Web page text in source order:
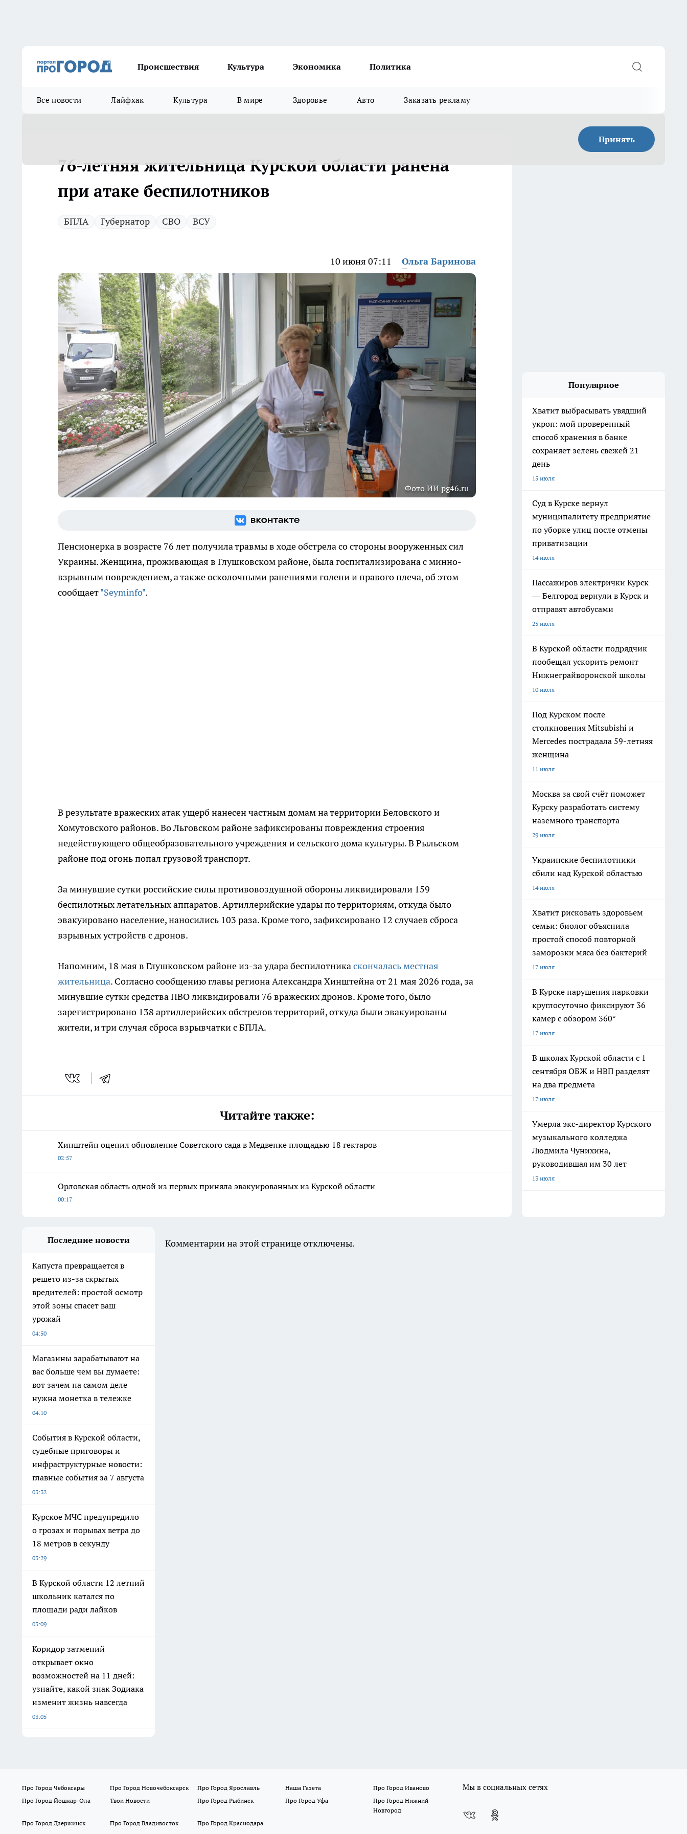
Происшествия Культура Экономика Политика
Все новости Лайфхак Культура В мире Здоровье Авто Заказать рекламу
Принять
76-летняя жительница Курской области ранена
при атаке беспилотников
БПЛА Губернатор СВО ВСУ
10 июня 07:11 Ольга Баринова
Фото ИИ pg46.ru
Пенсионерка в возрасте 76 лет получила травмы в ходе обстрела со стороны вооруженных сил
Украины. Женщина, проживающая в Глушковском районе, была госпитализирована с минно-
взрывным повреждением, а также осколочными ранениями голени и правого плеча, об этом
сообщает"Seyminfo".
В результате вражеских атак ущерб нанесен частным домам на территории Беловского и
Хомутовского районов. Во Льговском районе зафиксированы повреждения строения
недействующего общеобразовательного учреждения и сельского дома культуры. В Рыльском
районе под огонь попал грузовой транспорт.
За минувшие сутки российские силы противовоздушной обороны ликвидировали 159
беспилотных летательных аппаратов. Артиллерийские удары по территориям, откуда было
эвакуировано население, наносились 103 раза. Кроме того, зафиксировано 12 случаев сброса
взрывных устройств с дронов.
Напомним, 18 мая в Глушковском районе из-за удара беспилотникаскончалась местная
жительница. Согласно сообщению главы региона Александра Хинштейна от 21 мая 2026 года, за
минувшие сутки средства ПВО ликвидировали 76 вражеских дронов. Кроме того, было
зарегистрировано 138 артиллерийских обстрелов территорий, откуда были эвакуированы
жители, и три случая сброса взрывчатки с БПЛА.
Читайте также:
Хинштейн оценил обновление Советского сада в Медвенке площадью 18 гектаров
02:57
Орловская область одной из первых приняла эвакуированных из Курской области
00:17
Популярное
Хватит выбрасывать увядший
укроп: мой проверенный
способ хранения в банке
сохраняет зелень свежей 21
день
15 июля
Суд в Курске вернул
муниципалитету предприятие
по уборке улиц после отмены
приватизации
14 июля
Пассажиров электрички Курск
— Белгород вернули в Курск и
отправят автобусами
25 июля
В Курской области подрядчик
пообещал ускорить ремонт
Нижнеграйворонской школы
10 июля
Под Курском после
столкновения Mitsubishi и
Mercedes пострадала 59-летняя
женщина
11 июля
Москва за свой счёт поможет
Курску разработать систему
наземного транспорта
29 июля
Украинские беспилотники
сбили над Курской областью
14 июля
Хватит рисковать здоровьем
семьи: биолог объяснила
простой способ повторной
заморозки мяса без бактерий
17 июля
В Курске нарушения парковки
круглосуточно фиксируют 36
камер с обзором 360°
17 июля
В школах Курской области с 1
сентября ОБЖ и НВП разделят
на два предмета
17 июля
Умерла экс-директор Курского
музыкального колледжа
Людмила Чунихина,
руководившая им 30 лет
13 июля
Последние новости
Капуста превращается в
решето из-за скрытых
вредителей: простой осмотр
этой зоны спасет ваш
урожай
04:50
Магазины зарабатывают на
вас больше чем вы думаете:
вот зачем на самом деле
нужна монетка в тележке
04:10
События в Курской области,
судебные приговоры и
инфраструктурные новости:
главные события за 7 августа
03:32
Курское МЧС предупредило
о грозах и порывах ветра до
18 метров в секунду
03:29
В Курской области 12 летний
школьник катался по
площади ради лайков
03:09
Коридор затмений
открывает окно
возможностей на 11 дней:
узнайте, какой знак Зодиака
изменит жизнь навсегда
03:05
Комментарии на этой странице отключены.
Про Город Чебоксары Про Город Новочебоксарск Про Город Ярославль Наша Газета
Про Город Иваново
Про Город Йошкар-Ола
Твои Новости Про Город Рыбинск Про Город Уфа
Про Город Нижний
Новгород
Про Город Дзержинск
Про Город Владивосток Про Город Краснодара
Мы в социальных сетях